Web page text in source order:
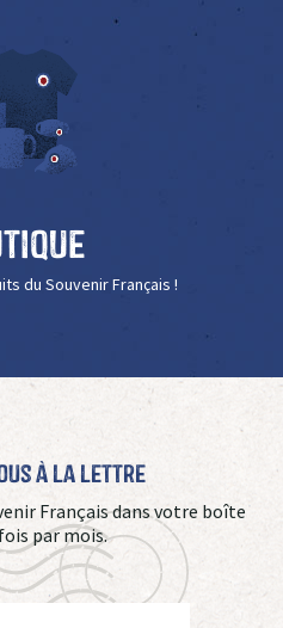
du Souvenir Français !
à La Lettre
Français dans votre boîte
par mois.